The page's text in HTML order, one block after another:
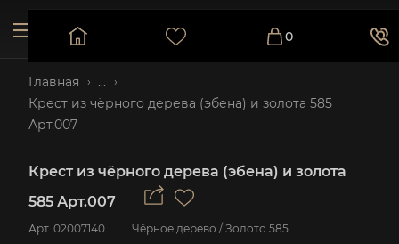
0
Главная
...
Крест из чёрного дерева (эбена) и золота 585
Арт.007
Крест из чёрного дерева (эбена) и золота
585 Арт.007
Арт. 02007140 Чёрное дерево / Золото 585